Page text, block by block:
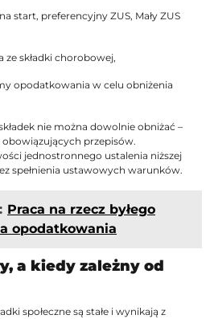
start, preferencyjny ZUS, Mały ZUS
składki chorobowej,
opodatkowania w celu obniżenia
nie można dowolnie obniżać –
przepisów.
jednostronnego ustalenia niższej
spełnienia ustawowych warunków.
Praca na rzecz byłego
opodatkowania
a kiedy zależny od
społeczne są stałe i wynikają z